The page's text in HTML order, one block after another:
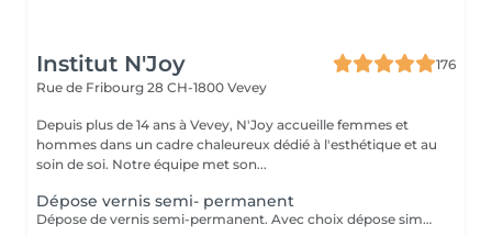
Institut N'Joy
176
Rue de Fribourg 28 CH-1800 Vevey
Depuis plus de 14 ans à Vevey, N'Joy accueille femmes et
hommes dans un cadre chaleureux dédié à l'esthétique et au
soin de soi. Notre équipe met son...
Dépose vernis semi- permanent
Dépose de vernis semi-permanent. Avec choix dépose simple ou avec manucure. Ainsi pour le gel